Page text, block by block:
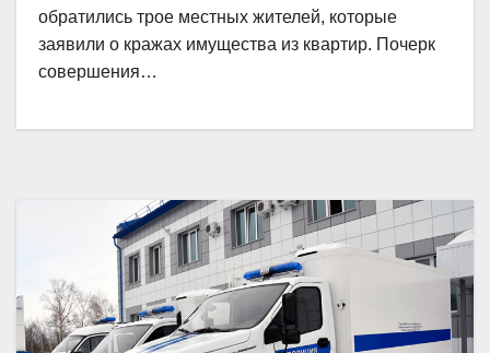
обратились трое местных жителей, которые
заявили о кражах имущества из квартир. Почерк
совершения…